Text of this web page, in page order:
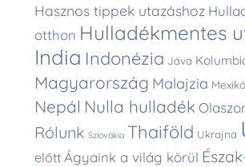
Hasznos tippek utazáshoz
otthon Hulladékmentes
India Indonézia Jáva
Magyarország Malajzia Mexikó
Nepál Nulla hulladék
Rólunk Szlovákia Thaiföld Ukrajna
előtt Ágyaink a világ körül